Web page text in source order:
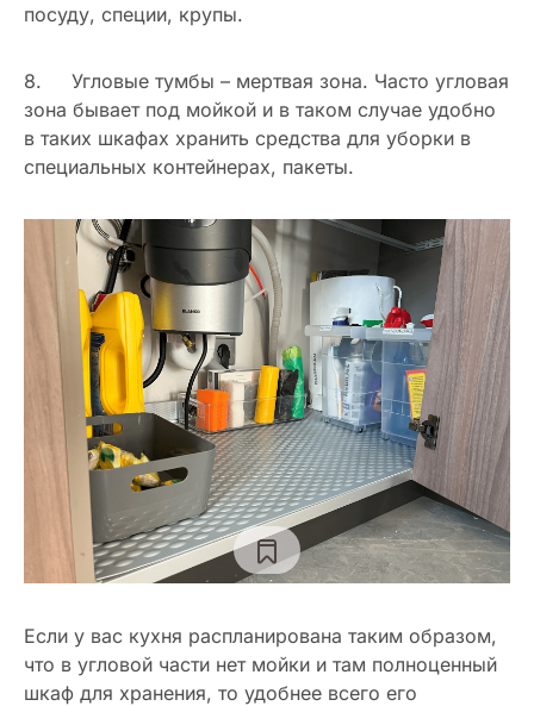
посуду, специи, крупы.
8. Угловые тумбы – мертвая зона. Часто угловая
зона бывает под мойкой и в таком случае удобно
в таких шкафах хранить средства для уборки в
специальных контейнерах, пакеты.
Если у вас кухня распланирована таким образом,
что в угловой части нет мойки и там полноценный
шкаф для хранения, то удобнее всего его